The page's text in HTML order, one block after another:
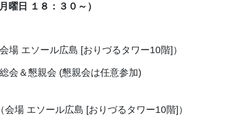
曜日 １８：３０～）
場 エソール広島 [おりづるタワー10階]）
＆懇親会 (懇親会は任意参加)
場 エソール広島 [おりづるタワー10階]）